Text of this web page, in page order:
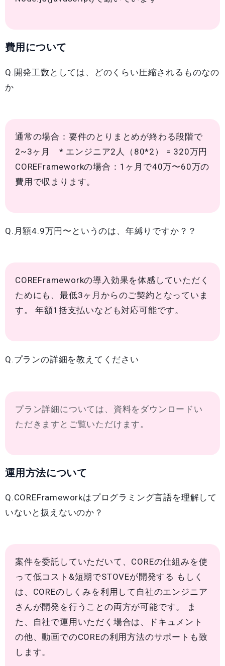
費用について
Q.開発工数としては、どのくらい圧縮されるものなの
か
通常の場合：要件のとりまとめが終わる段階で
2~3ヶ月 * エンジニア2人（80*2） = 320万円
COREFrameworkの場合：1ヶ月で40万〜60万の
費用で収まります。
Q.月額4.9万円〜というのは、年縛りですか？？
COREFrameworkの導入効果を体感していただく
ためにも、最低3ヶ月からのご契約となっていま
す。 年額1括支払いなども対応可能です。
Q.プランの詳細を教えてください
プラン詳細については、資料をダウンロードい
ただきますとご覧いただけます。
運用方法について
Q.COREFrameworkはプログラミング言語を理解して
いないと扱えないのか？
案件を委託していただいて、COREの仕組みを使
って低コスト&短期でSTOVEが開発する もしく
は、COREのしくみを利用して自社のエンジニア
さんが開発を行うことの両方が可能です。 ま
た、自社で運用いただく場合は、ドキュメント
の他、動画でのCOREの利用方法のサポートも致
します。